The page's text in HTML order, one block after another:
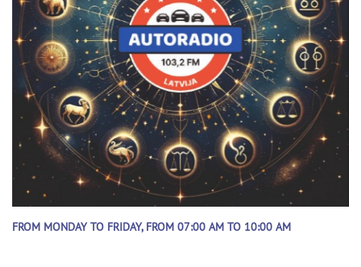
FROM MONDAY TO FRIDAY, FROM 07:00 AM TO 10:00 AM